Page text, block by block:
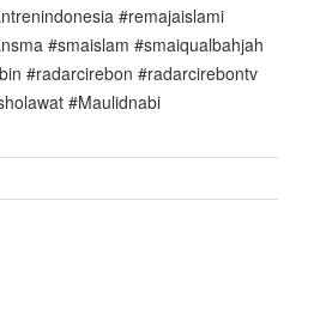
#remajaislami
#smaislam #smaiqualbahjah
#radarcirebon #radarcirebontv
#Maulidnabi